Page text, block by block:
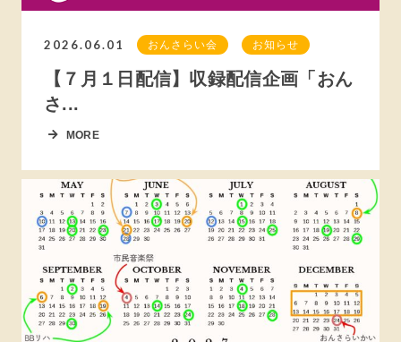
2026.06.01 おんさらい会 お知らせ
【７月１日配信】収録配信企画「おん
さ...
MORE